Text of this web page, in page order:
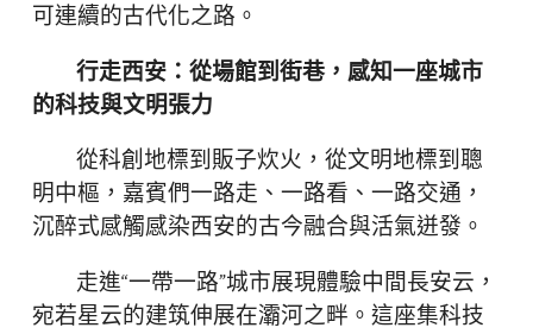
可連續的古代化之路。
行走西安：從場館到街巷，感知一座城市
的科技與文明張力
從科創地標到販子炊火，從文明地標到聰
明中樞，嘉賓們一路走、一路看、一路交通，
沉醉式感觸感染西安的古今融合與活氣迸發。
走進“一帶一路”城市展現體驗中間長安云，
宛若星云的建筑伸展在灞河之畔。這座集科技